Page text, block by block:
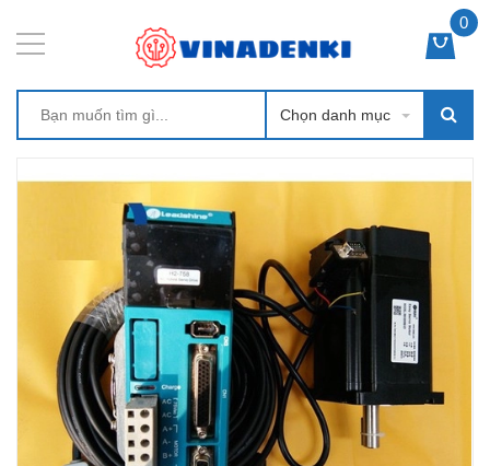
Chọn danh mục
0